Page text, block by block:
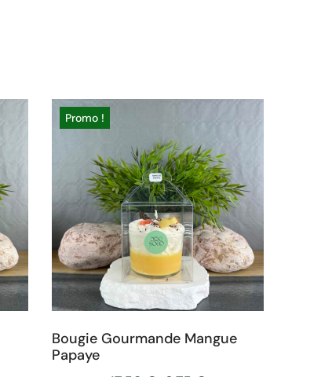
Promo !
Bougie Gourmande Mangue
Papaye